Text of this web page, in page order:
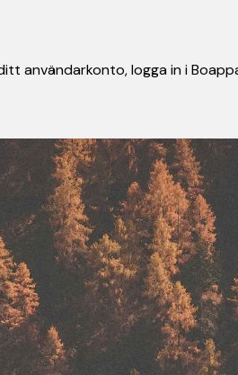
användarkonto, logga in i